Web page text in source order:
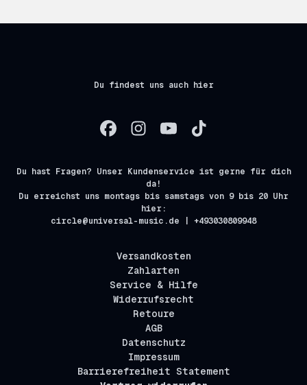
Du findest uns auch hier
Du hast Fragen? Unser Kundenservice ist gerne für dich
da!
Du erreichst uns montags bis samstags von 9 bis 20 Uhr
hier:
circle@universal-music.de | +493030809948
Versandkosten
Zahlarten
Service & Hilfe
Widerrufsrecht
Retoure
AGB
Datenschutz
Impressum
Barrierefreiheit Statement